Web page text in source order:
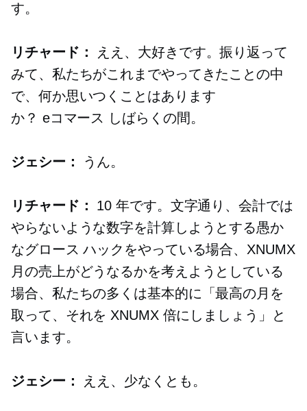
す。
リチャード：
ええ、大好きです。振り返って
みて、私たちがこれまでやってきたことの中
で、何か思いつくことはあります
か？ eコマース しばらくの間。
ジェシー： うん。
リチャード：
10 年です。文字通り、会計では
やらないような数字を計算しようとする愚か
なグロース ハックをやっている場合、XNUMX
月の売上がどうなるかを考えようとしている
場合、私たちの多くは基本的に「最高の月を
取って、それを XNUMX 倍にしましょう」と
言います。
ジェシー： ええ、少なくとも。